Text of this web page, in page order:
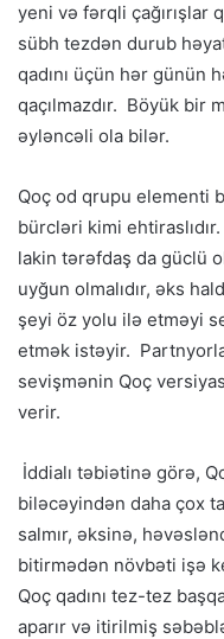
yeni və fərqli
sübh tezdən durub
qadını üçün hər günün
qaçılmazdır. Böyük bir
əyləncəli ola bilər.
Qoç od qrupu elementi
bürcləri kimi
lakin tərəfdaş da güclü
uyğun olmalıdır, əks
şeyi öz yolu ilə etməyi
etmək istəyir.
sevişmənin Qoç
verir.
İddialı təbiətinə görə,
biləcəyindən daha çox
salmır, əksinə,
bitirmədən növbəti işə
Qoç qadını tez-tez
aparır və itirilmiş